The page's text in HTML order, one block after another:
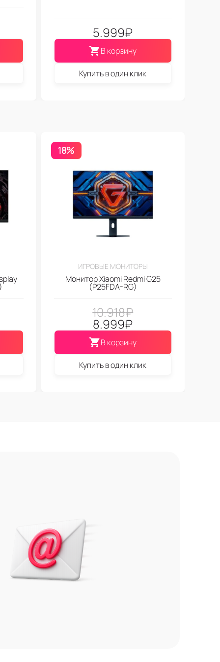
5.999₽
В корзину
Купить в один клик
18%
ИГРОВЫЕ МОНИТОРЫ
Монитор Xiaomi Redmi G25
(P25FDA-RG)
10.918₽
8.999₽
В корзину
Купить в один клик